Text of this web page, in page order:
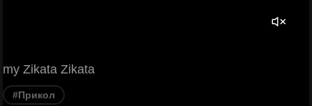
my Zikata Zikata
#Прикол